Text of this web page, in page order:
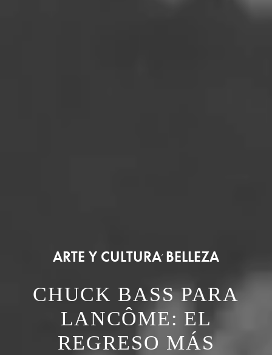
ARTE Y CULTURA, BELLEZA
CHUCK BASS PARA
LANCÔME: EL
REGRESO MÁS